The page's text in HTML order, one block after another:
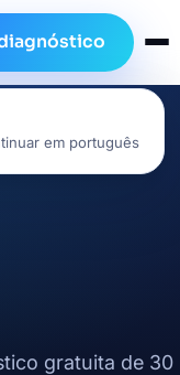
gratuita de 30
em português